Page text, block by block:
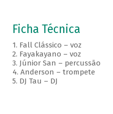
Ficha Técnica
1. Fall Clássico – voz
2. Fayakayano – voz
3. Júnior San – percussão
4. Anderson – trompete
5. DJ Tau – DJ